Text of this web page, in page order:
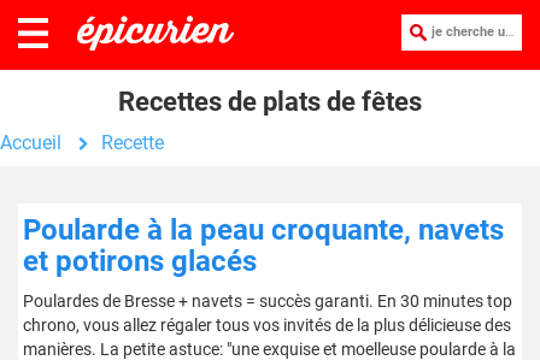
je cherche une recette :
Recettes de plats de fêtes
Accueil Recette
Poularde à la peau croquante, navets
et potirons glacés
Poulardes de Bresse + navets = succès garanti. En 30 minutes top
chrono, vous allez régaler tous vos invités de la plus délicieuse des
manières. La petite astuce: "une exquise et moelleuse poularde à la